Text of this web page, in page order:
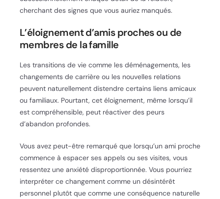
cherchant des signes que vous auriez manqués.
L’éloignement d’amis proches ou de
membres de la famille
Les transitions de vie comme les déménagements, les
changements de carrière ou les nouvelles relations
peuvent naturellement distendre certains liens amicaux
ou familiaux. Pourtant, cet éloignement, même lorsqu’il
est compréhensible, peut réactiver des peurs
d’abandon profondes.
Vous avez peut-être remarqué que lorsqu’un ami proche
commence à espacer ses appels ou ses visites, vous
ressentez une anxiété disproportionnée. Vous pourriez
interpréter ce changement comme un désintérêt
personnel plutôt que comme une conséquence naturelle